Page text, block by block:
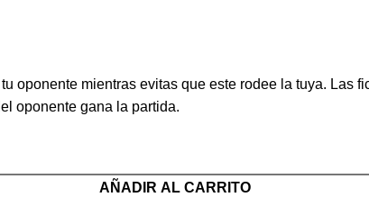
oponente mientras evitas que este rodee la tuya. Las
oponente gana la partida.
AÑADIR AL CARRITO